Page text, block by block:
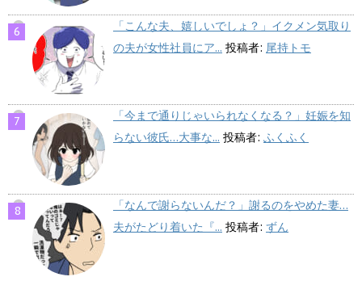
「こんな夫、嬉しいでしょ？」イクメン気取り
の夫が女性社員にア... 投稿者: 尾持トモ
「今まで通りじゃいられなくなる？」妊娠を知
らない彼氏…大事な... 投稿者: ふくふく
「なんで謝らないんだ？」謝るのをやめた妻…
夫がたどり着いた『... 投稿者: ずん